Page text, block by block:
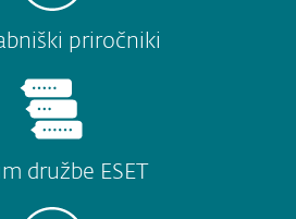
priročniki
družbe ESET